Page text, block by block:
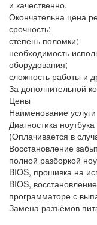
и качественно.
Окончательна цена
срочность;
степень поломки;
необходимость
оборудования;
сложность работы и
За дополнительной
Цены
Наименование услуги
Диагностика
(Оплачивается в
Восстановление
полной разборкой
BIOS, прошивка на
BIOS,
программаторе с
Замена разъёмов